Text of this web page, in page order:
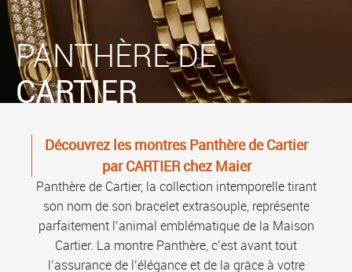
PANTHÈRE DE
CARTIER
Découvrez les montres Panthère de Cartier
par CARTIER chez Maier
Panthère de Cartier, la collection intemporelle tirant
son nom de son bracelet extrasouple, représente
parfaitement l’animal emblématique de la Maison
Cartier. La montre Panthère, c’est avant tout
l’assurance de l’élégance et de la grâce à votre